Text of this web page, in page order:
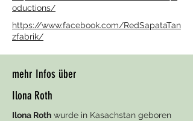
oductions/
https://www.facebook.com/RedSapataTan
zfabrik/
mehr Infos über
Ilona Roth
Ilona Roth wurde in Kasachstan geboren